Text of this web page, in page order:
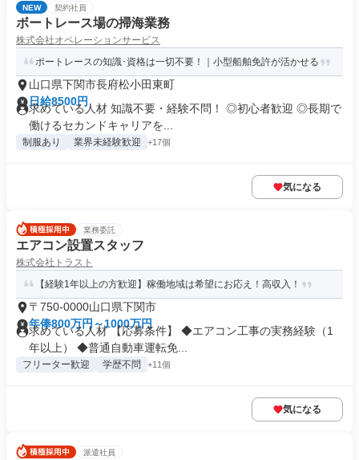
NEW 契約社員
ボートレース場の掃海業務
株式会社オペレーションサービス
ポートレースの知識･資格は一切不要！｜小型船舶免許が活かせる
山口県下関市長府松小田東町
日給8500円
求めている人材 知識不要・経験不問！ ◎初心者歓迎 ◎長期で
働けるセカンドキャリアを...
制服あり 業界未経験歓迎 +17個
気になる
業務委託
エアコン設置スタッフ
株式会社トラスト
【経験1年以上の方歓迎】稼働地域は希望にお応え！高収入！
〒750-0000山口県下関市
年俸800万円～1000万円
求めている人材 【応募条件】 ◆エアコン工事の実務経験（1
年以上） ◆普通自動車運転免...
フリーター歓迎 学歴不問 +11個
気になる
派遣社員